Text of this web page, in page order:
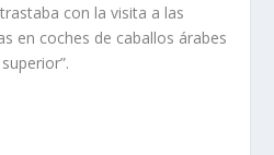
con la visita a las
en coches de caballos árabes